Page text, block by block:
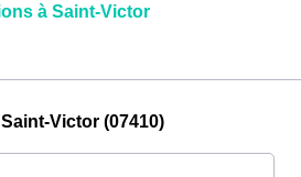
à Saint-Victor
Victor (07410)